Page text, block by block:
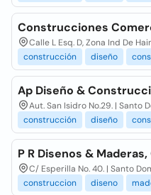
Construcciones
Calle L Esq. D, Zona Ind De
construcción
diseño
Ap Diseño &
Aut. San Isidro No.29. | Santo
construcción
diseño
P R Disenos & Maderas,
C/ Esperilla No. 40. | Santo
construccion
diseno